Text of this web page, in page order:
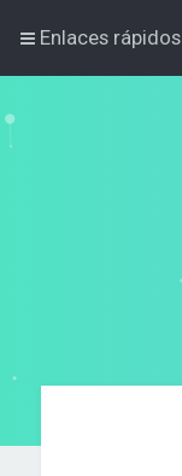
Enlaces rápidos